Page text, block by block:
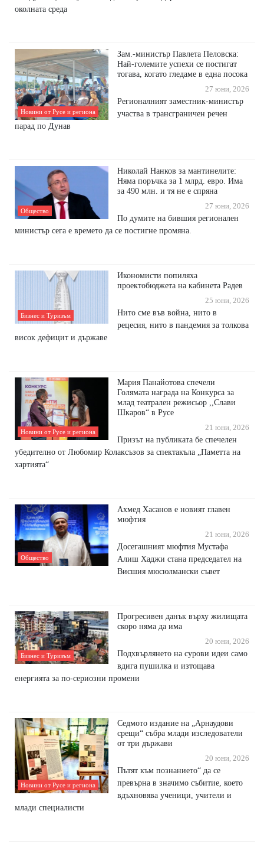
околната среда
Новини от Русе и региона
Зам.-министър Павлета Пеловска:
Най-големите успехи се постигат
тогава, когато гледаме в една посока
27 юни, 2026
Регионалният заместник-министър
участва в трансграничен речен
парад по Дунав
Общество
Николай Нанков за мантинелите:
Няма поръчка за 1 млрд. евро. Има
за 490 млн. и тя не е спряна
27 юни, 2026
По думите на бившия регионален
министър сега е времето да се постигне промяна.
Бизнес и Туризъм
Икономисти попиляха
проектобюджета на кабинета Радев
25 юни, 2026
Нито сме във война, нито в
рецесия, нито в пандемия за толкова
висок дефицит и държаве
Новини от Русе и региона
Мария Панайотова спечели
Голямата награда на Конкурса за
млад театрален режисьор ,,Слави
Шкаров“ в Русе
21 юни, 2026
Призът на публиката бе спечелен
убедително от Любомир Колаксъзов за спектакъла „Паметта на
хартията“
Общество
Ахмед Хасанов е новият главен
мюфтия
21 юни, 2026
Досегашният мюфтия Мустафа
Алиш Хаджи стана председател на
Висшия мюсюлмански съвет
Бизнес и Туризъм
Прогресивен данък върху жилищата
скоро няма да има
20 юни, 2026
Подхвърлянето на сурови идеи само
вдига пушилка и изтощава
енергията за по-сериозни промени
Новини от Русе и региона
Седмото издание на „Арнаудови
срещи“ събра млади изследователи
от три държави
20 юни, 2026
Пътят към познанието“ да се
превърна в значимо събитие, което
вдъхновява ученици, учители и
млади специалисти